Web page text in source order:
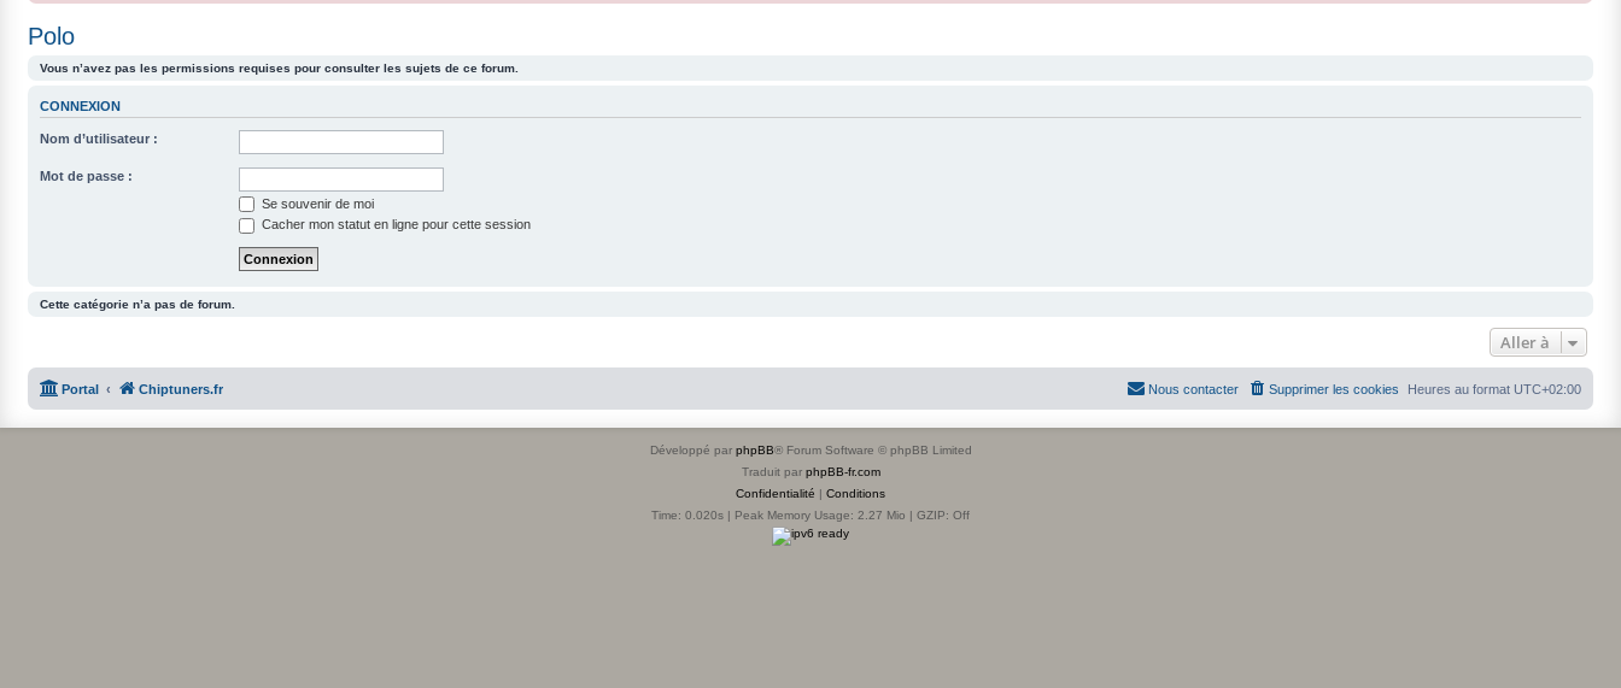
Polo
Vous n’avez pas les permissions requises pour consulter les sujets de ce forum.
CONNEXION
Nom d’utilisateur :
Mot de passe :
Se souvenir de moi
Cacher mon statut en ligne pour cette session
Cette catégorie n’a pas de forum.
Aller à
Portal Chiptuners.fr Heures au format UTC+02:00
Supprimer les cookies
Nous contacter
Développé par phpBB® Forum Software © phpBB Limited
Traduit par phpBB-fr.com
Confidentialité | Conditions
Time: 0.020s | Peak Memory Usage: 2.27 Mio | GZIP: Off